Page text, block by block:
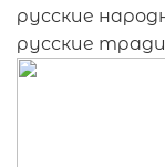
русские
русские